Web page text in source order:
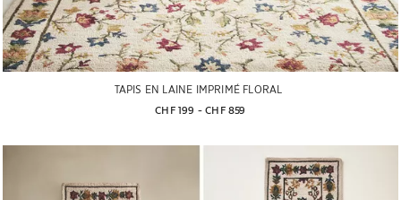
TAPIS EN LAINE IMPRIMÉ FLORAL
CHF 199 - CHF 859